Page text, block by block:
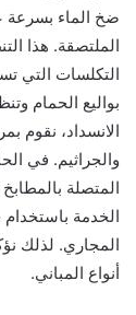
ضخ الماء بسرعة
الملتصقة. هذا
التكلسات التي
بواليع الحمام
الانسداد، نقوم
والجراثيم. في
المتصلة
الخدمة
المجاري. لذلك
أنواع المباني.